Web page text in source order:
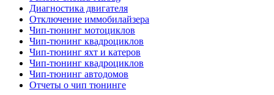
Диагностика двигателя
Отключение иммобилайзера
Чип-тюнинг мотоциклов
Чип-тюнинг квадроциклов
Чип-тюнинг яхт и катеров
Чип-тюнинг квадроциклов
Чип-тюнинг автодомов
Отчеты о чип тюнинге